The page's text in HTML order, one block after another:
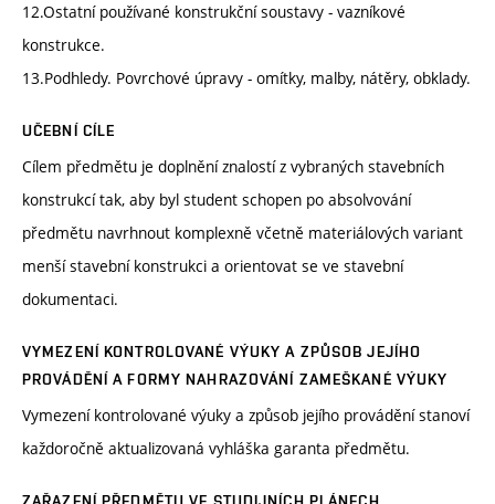
12.Ostatní používané konstrukční soustavy - vazníkové
konstrukce.
13.Podhledy. Povrchové úpravy - omítky, malby, nátěry, obklady.
UČEBNÍ CÍLE
Cílem předmětu je doplnění znalostí z vybraných stavebních
konstrukcí tak, aby byl student schopen po absolvování
předmětu navrhnout komplexně včetně materiálových variant
menší stavební konstrukci a orientovat se ve stavební
dokumentaci.
VYMEZENÍ KONTROLOVANÉ VÝUKY A ZPŮSOB JEJÍHO
PROVÁDĚNÍ A FORMY NAHRAZOVÁNÍ ZAMEŠKANÉ VÝUKY
Vymezení kontrolované výuky a způsob jejího provádění stanoví
každoročně aktualizovaná vyhláška garanta předmětu.